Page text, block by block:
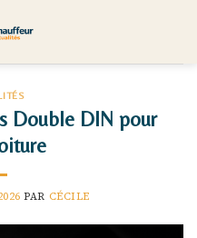
Double DIN pour
PAR CÉCILE